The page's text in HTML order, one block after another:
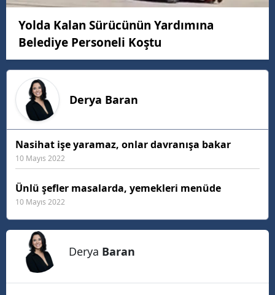
Yolda Kalan Sürücünün Yardımına
Belediye Personeli Koştu
Derya Baran
Nasihat işe yaramaz, onlar davranışa bakar
10 Mayıs 2022
Ünlü şefler masalarda, yemekleri menüde
10 Mayıs 2022
Derya Baran